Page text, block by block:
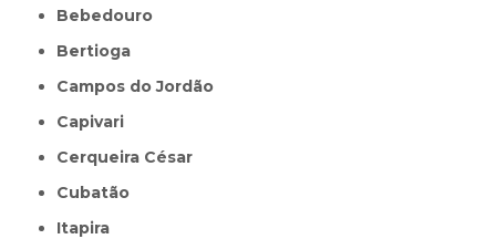
Bebedouro
Bertioga
Campos do Jordão
Capivari
Cerqueira César
Cubatão
Itapira